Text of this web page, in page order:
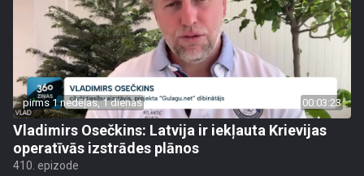
pirms 1 nedēļas, 1 dienas 00:03:23
Vladimirs Osečkins: Latvija ir iekļauta Krievijas
operatīvās izstrādes plānos
410. epizode